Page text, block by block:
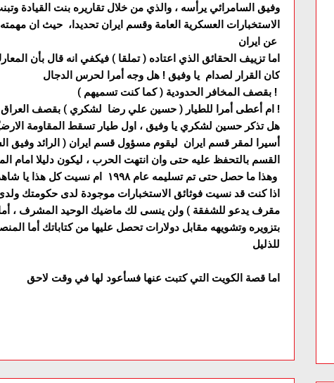
وفيق السامرائي يرأسه ، والذي من خلال تقاريره بنت القيادة
الاستخبارات العسكرية العامة وقسم ايران تحديدا، حيث ان
اما تزييف الحقائق الذي اعتاده ( تملقا ) فيكفي انه قال بأن
كان القرار لصدام يا وفيق ! هل وجه أمرا لحرس الدجال
( كما كنت تسميهم ) بقصف المخافر الحدودية !
ام أعطى أمرا للطيار ( حسين علي رضا لشكري ) بقصف العراق !
هل تذكر حسين لشكري يا وفيق ، اول طيار تسقط المقاومة
أسيرا لمقر قسم ايران ليقوم مسؤول قسم ايران ( الرائد وفيق
القسم بالتحفظ عليه حتى وان انتهت الحرب ، ليكون دليلا امام
اذا كنت قد نسيت فوثائق الاستخبارات موجودة لدى حكومتك
مقرف يدعو للشفقة ) ولن ينسى لك ماضيك الوحيد المشرف ، أما
بتزويره وتشويهه مقابل دولارات تحصل عليها من كتاباتك أما
للذليل
اما قصة الكويت التي كتبت عنها فسأعود لها في وقت لاحق